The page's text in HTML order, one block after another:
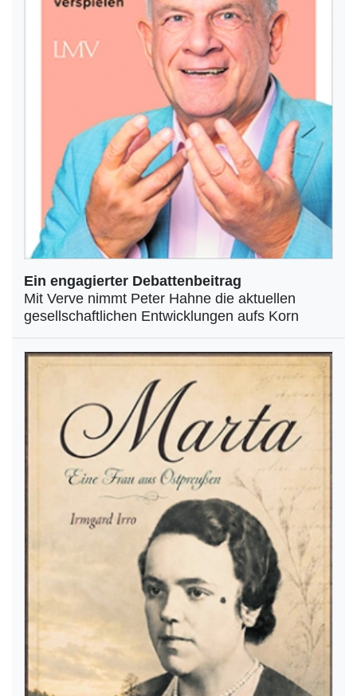
Ein engagierter Debattenbeitrag
Mit Verve nimmt Peter Hahne die aktuellen
gesellschaftlichen Entwicklungen aufs Korn